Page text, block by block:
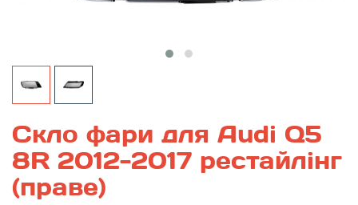
Скло фари для Audi Q5
8R 2012-2017 рестайлінг
(праве)